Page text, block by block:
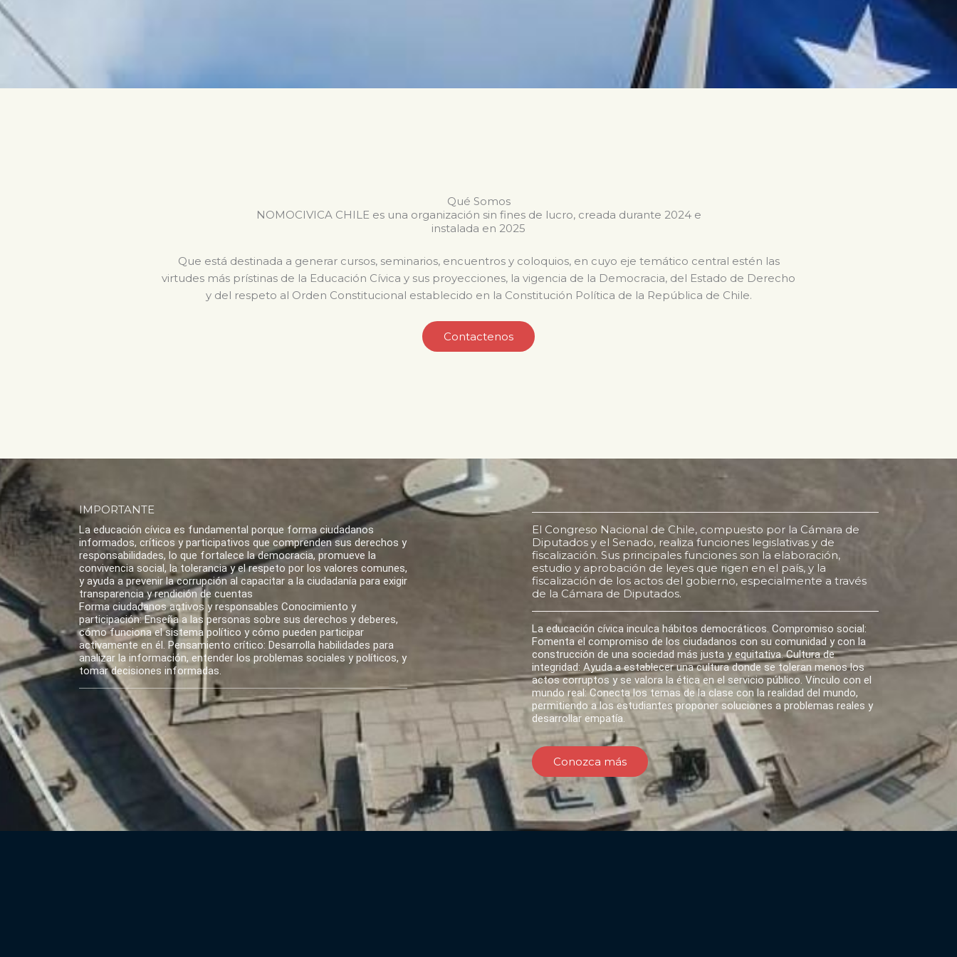
Qué Somos
NOMOCIVICA CHILE es una organización sin fines de lucro, creada durante 2024 e
instalada en 2025
Que está destinada a generar cursos, seminarios, encuentros y coloquios, en cuyo eje temático central estén las
virtudes más prístinas de la Educación Cívica y sus proyecciones, la vigencia de la Democracia, del Estado de Derecho
y del respeto al Orden Constitucional establecido en la Constitución Política de la República de Chile.
Contactenos
IMPORTANTE
La educación cívica es fundamental porque forma ciudadanos
informados, críticos y participativos que comprenden sus derechos y
responsabilidades, lo que fortalece la democracia, promueve la
convivencia social, la tolerancia y el respeto por los valores comunes,
y ayuda a prevenir la corrupción al capacitar a la ciudadanía para exigir
transparencia y rendición de cuentas
Forma ciudadanos activos y responsables Conocimiento y
participación: Enseña a las personas sobre sus derechos y deberes,
cómo funciona el sistema político y cómo pueden participar
activamente en él. Pensamiento crítico: Desarrolla habilidades para
analizar la información, entender los problemas sociales y políticos, y
tomar decisiones informadas.
El Congreso Nacional de Chile, compuesto por la Cámara de
Diputados y el Senado, realiza funciones legislativas y de
fiscalización. Sus principales funciones son la elaboración,
estudio y aprobación de leyes que rigen en el país, y la
fiscalización de los actos del gobierno, especialmente a través
de la Cámara de Diputados.
La educación cívica inculca hábitos democráticos. Compromiso social:
Fomenta el compromiso de los ciudadanos con su comunidad y con la
construcción de una sociedad más justa y equitativa. Cultura de
integridad: Ayuda a establecer una cultura donde se toleran menos los
actos corruptos y se valora la ética en el servicio público. Vínculo con el
mundo real: Conecta los temas de la clase con la realidad del mundo,
permitiendo a los estudiantes proponer soluciones a problemas reales y
desarrollar empatía.
Conozca más